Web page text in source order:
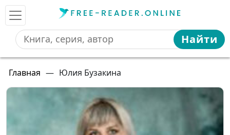
Найти
Главная — Юлия Бузакина